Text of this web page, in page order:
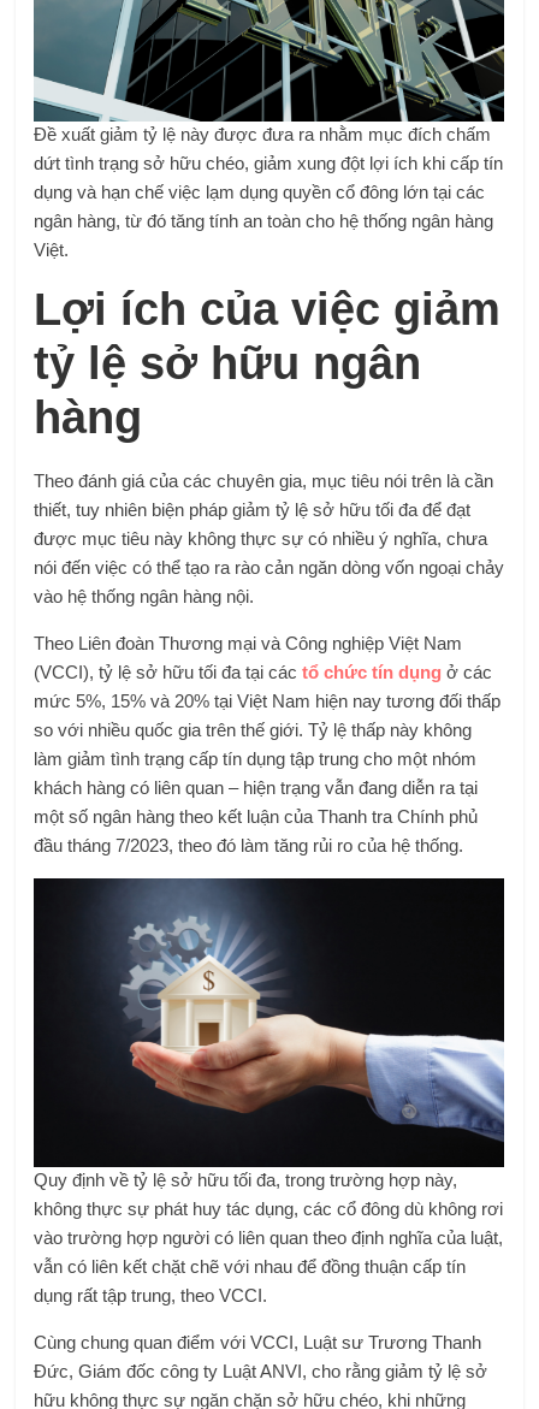
Đề xuất giảm tỷ lệ này được đưa ra nhằm mục đích chấm
dứt tình trạng sở hữu chéo, giảm xung đột lợi ích khi cấp tín
dụng và hạn chế việc lạm dụng quyền cổ đông lớn tại các
ngân hàng, từ đó tăng tính an toàn cho hệ thống ngân hàng
Việt.
Lợi ích của việc giảm
tỷ lệ sở hữu ngân
hàng
Theo đánh giá của các chuyên gia, mục tiêu nói trên là cần
thiết, tuy nhiên biện pháp giảm tỷ lệ sở hữu tối đa để đạt
được mục tiêu này không thực sự có nhiều ý nghĩa, chưa
nói đến việc có thể tạo ra rào cản ngăn dòng vốn ngoại chảy
vào hệ thống ngân hàng nội.
Theo Liên đoàn Thương mại và Công nghiệp Việt Nam
(VCCI), tỷ lệ sở hữu tối đa tại cáctổ chức tín dụng ở các
mức 5%, 15% và 20% tại Việt Nam hiện nay tương đối thấp
so với nhiều quốc gia trên thế giới. Tỷ lệ thấp này không
làm giảm tình trạng cấp tín dụng tập trung cho một nhóm
khách hàng có liên quan – hiện trạng vẫn đang diễn ra tại
một số ngân hàng theo kết luận của Thanh tra Chính phủ
đầu tháng 7/2023, theo đó làm tăng rủi ro của hệ thống.
Quy định về tỷ lệ sở hữu tối đa, trong trường hợp này,
không thực sự phát huy tác dụng, các cổ đông dù không rơi
vào trường hợp người có liên quan theo định nghĩa của luật,
vẫn có liên kết chặt chẽ với nhau để đồng thuận cấp tín
dụng rất tập trung, theo VCCI.
Cùng chung quan điểm với VCCI, Luật sư Trương Thanh
Đức, Giám đốc công ty Luật ANVI, cho rằng giảm tỷ lệ sở
hữu không thực sự ngăn chặn sở hữu chéo, khi những